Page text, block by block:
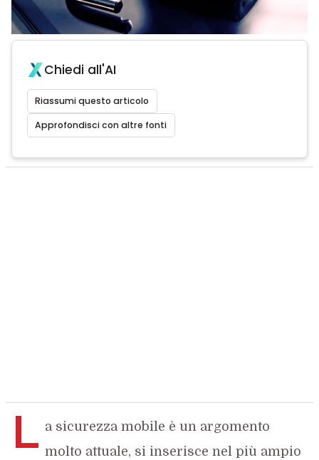
Chiedi all'AI
Riassumi questo articolo
Approfondisci con altre fonti
L a sicurezza mobile è un argomento
molto attuale, si inserisce nel più ampio